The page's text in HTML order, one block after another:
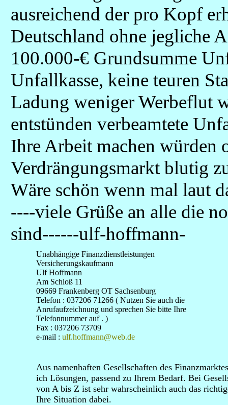
ausreichend der pro Kopf
Deutschland ohne jegliche
100.000-€ Grundsumme
Unfallkasse, keine teuren
Ladung weniger Werbeflut
entstünden verbeamtete
Ihre Arbeit machen würden
Verdrängungsmarkt blutig
Wäre schön wenn mal laut
----viele Grüße an alle die
sind------ulf-hoffmann-
Unabhängige Finanzdienstleistungen
Versicherungskaufmann
Ulf Hoffmann
Am Schloß 11
09669 Frankenberg OT Sachsenburg
Telefon : 037206 71266 ( Nutzen Sie auch die
Anrufaufzeichnung und sprechen Sie bitte Ihre
Telefonnummer auf . )
Fax : 037206 73709
e-mail : ulf.hoffmann@web.de
Aus namenhaften Gesellschaften des
ich Lösungen, passend zu Ihrem Bedarf. Bei
von A bis Z ist sehr wahrscheinlich auch das
Ihre Situation dabei.